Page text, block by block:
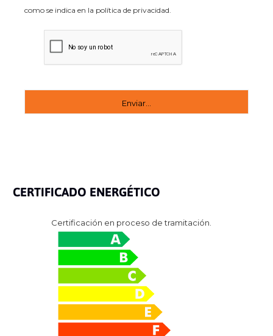
como se indica en la política de privacidad.
CERTIFICADO ENERGÉTICO
Certificación en proceso de tramitación.